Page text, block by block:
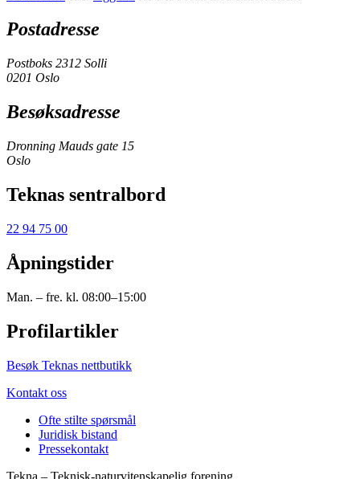
Postadresse
Postboks 2312 Solli
0201 Oslo
Besøksadresse
Dronning Mauds gate 15
Oslo
Teknas sentralbord
22 94 75 00
Åpningstider
Man. – fre. kl. 08:00–15:00
Profilartikler
Besøk Teknas nettbutikk
Kontakt oss
Ofte stilte spørsmål
Juridisk bistand
Pressekontakt
Tekna – Teknisk-naturvitenskapelig forening